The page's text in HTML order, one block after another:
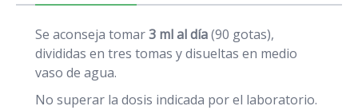
Se aconseja tomar3 ml al día(90 gotas),
divididas en tres tomas y disueltas en medio
vaso de agua.
No superar la dosis indicada por el laboratorio.